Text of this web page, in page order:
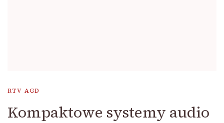
RTV AGD
Kompaktowe systemy audio